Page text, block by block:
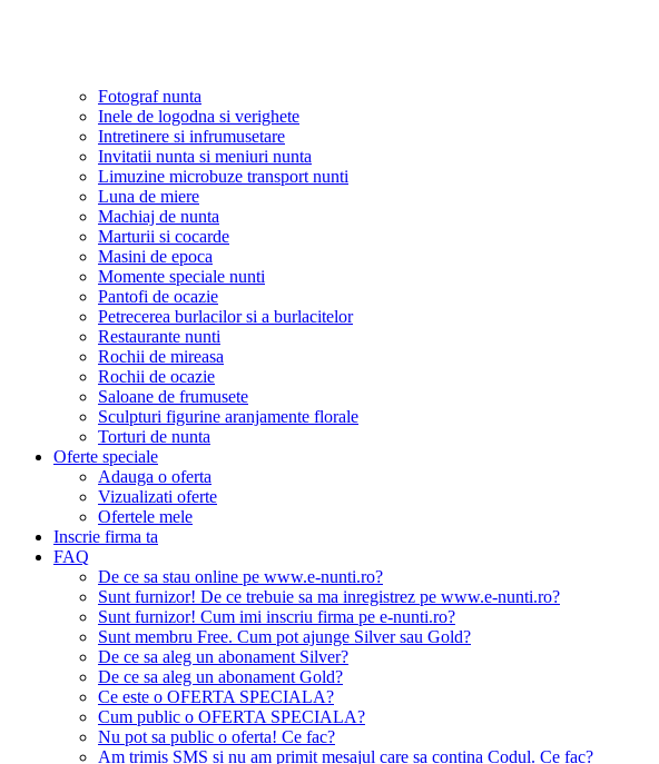
Fotograf nunta
Inele de logodna si verighete
Intretinere si infrumusetare
Invitatii nunta si meniuri nunta
Limuzine microbuze transport nunti
Luna de miere
Machiaj de nunta
Marturii si cocarde
Masini de epoca
Momente speciale nunti
Pantofi de ocazie
Petrecerea burlacilor si a burlacitelor
Restaurante nunti
Rochii de mireasa
Rochii de ocazie
Saloane de frumusete
Sculpturi figurine aranjamente florale
Torturi de nunta
Oferte speciale
Adauga o oferta
Vizualizati oferte
Ofertele mele
Inscrie firma ta
FAQ
De ce sa stau online pe www.e-nunti.ro?
Sunt furnizor! De ce trebuie sa ma inregistrez pe www.e-nunti.ro?
Sunt furnizor! Cum imi inscriu firma pe e-nunti.ro?
Sunt membru Free. Cum pot ajunge Silver sau Gold?
De ce sa aleg un abonament Silver?
De ce sa aleg un abonament Gold?
Ce este o OFERTA SPECIALA?
Cum public o OFERTA SPECIALA?
Nu pot sa public o oferta! Ce fac?
Am trimis SMS si nu am primit mesajul care sa contina Codul. Ce fac?